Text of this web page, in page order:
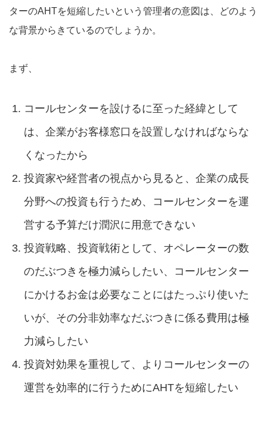
ターのAHTを短縮したいという管理者の意図は、どのよう
な背景からきているのでしょうか。
まず、
コールセンターを設けるに至った経緯として
は、企業がお客様窓口を設置しなければならな
くなったから
投資家や経営者の視点から見ると、企業の成長
分野への投資も行うため、コールセンターを運
営する予算だけ潤沢に用意できない
投資戦略、投資戦術として、オペレーターの数
のだぶつきを極力減らしたい、コールセンター
にかけるお金は必要なことにはたっぷり使いた
いが、その分非効率なだぶつきに係る費用は極
力減らしたい
投資対効果を重視して、よりコールセンターの
運営を効率的に行うためにAHTを短縮したい